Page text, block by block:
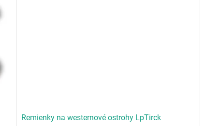
Remienky na westernové ostrohy LpTirck